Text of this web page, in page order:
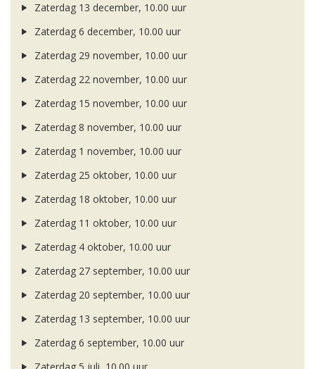
Zaterdag 13 december, 10.00 uur
Zaterdag 6 december, 10.00 uur
Zaterdag 29 november, 10.00 uur
Zaterdag 22 november, 10.00 uur
Zaterdag 15 november, 10.00 uur
Zaterdag 8 november, 10.00 uur
Zaterdag 1 november, 10.00 uur
Zaterdag 25 oktober, 10.00 uur
Zaterdag 18 oktober, 10.00 uur
Zaterdag 11 oktober, 10.00 uur
Zaterdag 4 oktober, 10.00 uur
Zaterdag 27 september, 10.00 uur
Zaterdag 20 september, 10.00 uur
Zaterdag 13 september, 10.00 uur
Zaterdag 6 september, 10.00 uur